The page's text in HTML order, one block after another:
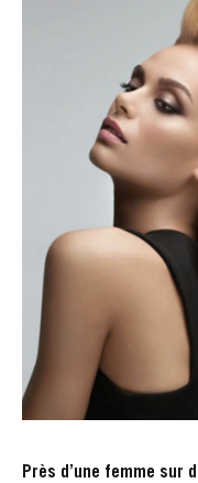
Près d’une femme sur